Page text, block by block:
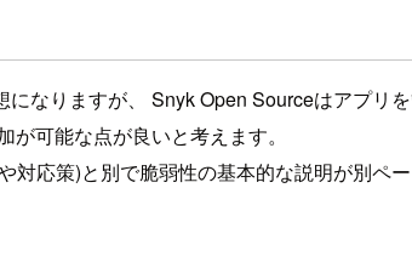
になりますが、 Snyk Open Sourceはアプリ
が可能な点が良いと考えます。
対応策)と別で脆弱性の基本的な説明が別ペ